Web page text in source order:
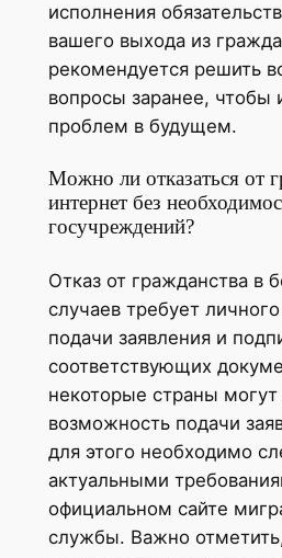
исполнения
вашего выхода из
рекомендуется решить
вопросы заранее, чтобы
проблем в будущем.
Можно ли отказаться от
интернет без
госучреждений?
Отказ от гражданства в
случаев требует
подачи заявления и
соответствующих
некоторые страны могут
возможность подачи
для этого необходимо
актуальными
официальном сайте
службы. Важно